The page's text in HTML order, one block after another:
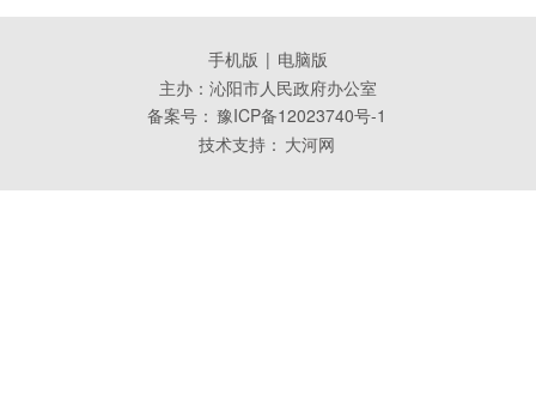
手机版 | 电脑版
主办：沁阳市人民政府办公室
备案号： 豫ICP备12023740号-1
技术支持： 大河网